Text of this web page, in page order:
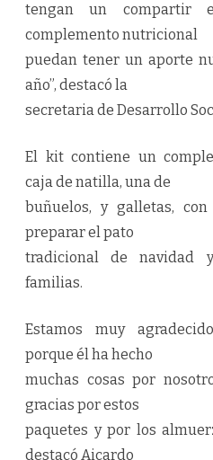
tengan un
complemento nutricional
puedan tener un aporte
año”, destacó la
secretaria de Desarrollo
El kit contiene un
caja de natilla, una de
buñuelos, y galletas,
preparar el pato
tradicional de navidad
familias.
Estamos muy
porque él ha hecho
muchas cosas por
gracias por estos
paquetes y por los
destacó Aicardo